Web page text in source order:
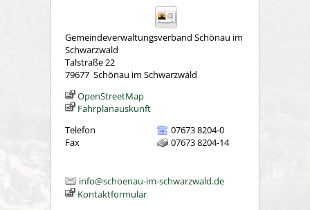
Gemeindeverwaltungsverband Schönau im
Schwarzwald
Talstraße 22
79677 Schönau im Schwarzwald
OpenStreetMap
Fahrplanauskunft
Telefon
07673 8204-0
Fax
07673 8204-14
info@schoenau-im-schwarzwald.de
Kontaktformular